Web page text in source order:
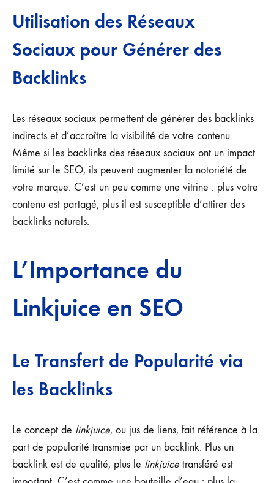
Utilisation des Réseaux
Sociaux pour Générer des
Backlinks
Les réseaux sociaux permettent de générer des backlinks
indirects et d’accroître la visibilité de votre contenu.
Même si les backlinks des réseaux sociaux ont un impact
limité sur le SEO, ils peuvent augmenter la notoriété de
votre marque. C’est un peu comme une vitrine : plus votre
contenu est partagé, plus il est susceptible d’attirer des
backlinks naturels.
L’Importance du
Linkjuice en SEO
Le Transfert de Popularité via
les Backlinks
Le concept de linkjuice, ou jus de liens, fait référence à la
part de popularité transmise par un backlink. Plus un
backlink est de qualité, plus le linkjuice transféré est